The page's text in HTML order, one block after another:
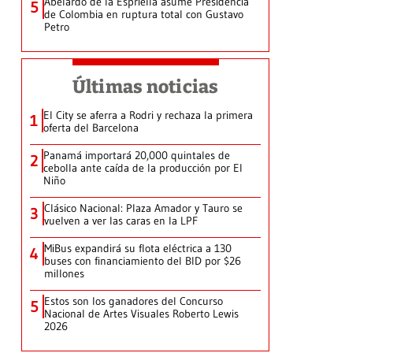
5 de Colombia en ruptura total con Gustavo
Petro
Últimas noticias
1 El City se aferra a Rodri y rechaza la primera
oferta del Barcelona
2 Panamá importará 20,000 quintales de
cebolla ante caída de la producción por El
Niño
3 Clásico Nacional: Plaza Amador y Tauro se
vuelven a ver las caras en la LPF
4 MiBus expandirá su flota eléctrica a 130
buses con financiamiento del BID por $26
millones
5 Estos son los ganadores del Concurso
Nacional de Artes Visuales Roberto Lewis
2026